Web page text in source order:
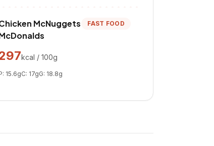
McNuggets
FAST FOOD
kcal / 100g
15.6gC: 17gG: 18.8g